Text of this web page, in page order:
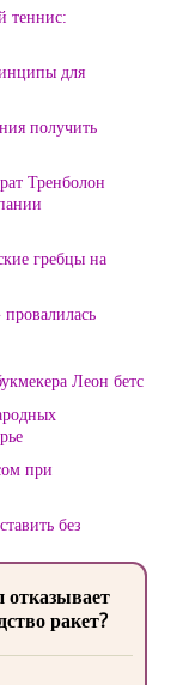
теннис:
для
получить
Тренболон
гребцы на
Леон бетс
при
без
ракет?